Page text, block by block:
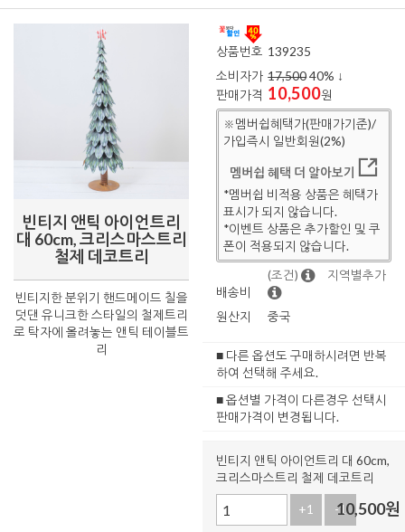
빈티지 앤틱 아이언트리
대 60cm, 크리스마스트리
철제 데코트리
빈티지한 분위기 핸드메이드 칠을
덧댄 유니크한 스타일의 철제트리
로 탁자에 올려놓는 앤틱 테이블트
리
상품번호 139235
소비자가 17,50040% ↓
판매가격 10,500원
※멤버쉽혜택가(판매가기준)/
가입즉시 일반회원(2%)
멤버쉽 혜택 더 알아보기
*멤버쉽 비적용 상품은 혜택가
표시가 되지 않습니다.
*이벤트 상품은 추가할인 및 쿠
폰이 적용되지 않습니다.
배송비
(조건) 지역별추가
원산지 중국
■ 다른 옵션도 구매하시려면 반복
하여 선택해 주세요.
■ 옵션별 가격이 다른경우 선택시
판매가격이 변경됩니다.
빈티지 앤틱 아이언트리 대 60cm,
크리스마스트리 철제 데코트리
+1 -1
10,500원